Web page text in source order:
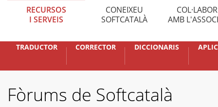
RECURSOS
I SERVEIS
CONEIXEU
SOFTCATALÀ
AMB
TRADUCTOR CORRECTOR DICCIONARIS
Fòrums de Softcatalà